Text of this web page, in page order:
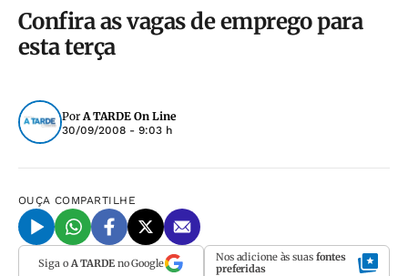
Confira as vagas de emprego para
esta terça
PorA TARDE On Line
30/09/2008 - 9:03 h
OUÇA COMPARTILHE
Siga o A TARDEno Google Nos adicione às suas fontes
preferidas